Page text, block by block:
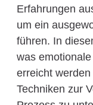
Erfahrungen
um ein
führen. In
was
erreicht
Techniken zur